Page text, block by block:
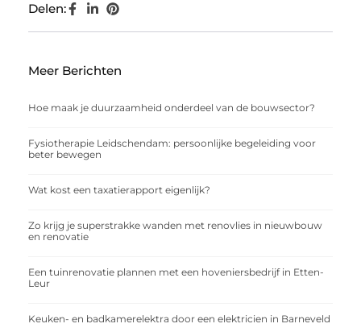
Delen:
Meer Berichten
Hoe maak je duurzaamheid onderdeel van de bouwsector?
Fysiotherapie Leidschendam: persoonlijke begeleiding voor
beter bewegen
Wat kost een taxatierapport eigenlijk?
Zo krijg je superstrakke wanden met renovlies in nieuwbouw
en renovatie
Een tuinrenovatie plannen met een hoveniersbedrijf in Etten-
Leur
Keuken- en badkamerelektra door een elektricien in Barneveld